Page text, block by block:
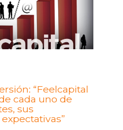
“Feelcapital
cada uno de
sus